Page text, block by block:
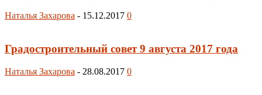
Наталья Захарова - 15.12.2017 0
Градостроительный совет 9 августа 2017 года
Наталья Захарова - 28.08.2017 0